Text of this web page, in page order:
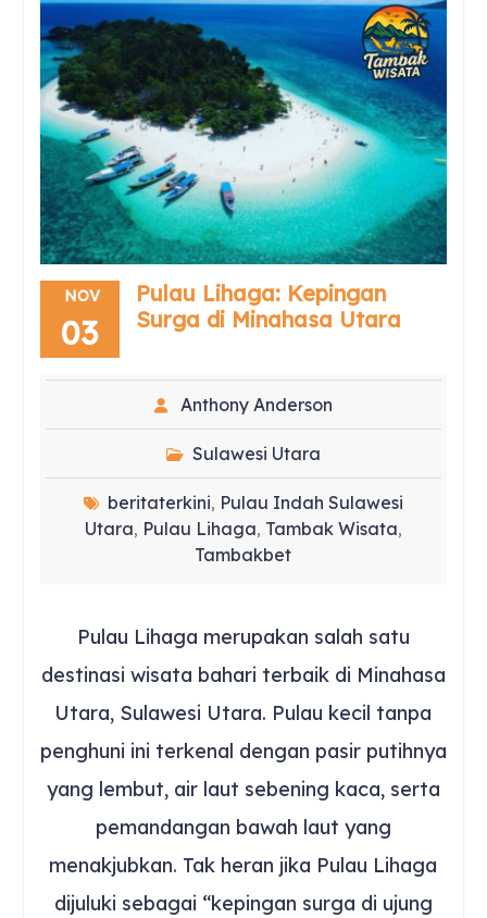
NOV
03
Pulau Lihaga: Kepingan
Surga di Minahasa Utara
Anthony Anderson
Sulawesi Utara
beritaterkini, Pulau Indah Sulawesi
Utara, Pulau Lihaga, Tambak Wisata,
Tambakbet
Pulau Lihaga merupakan salah satu
destinasi wisata bahari terbaik di Minahasa
Utara, Sulawesi Utara. Pulau kecil tanpa
penghuni ini terkenal dengan pasir putihnya
yang lembut, air laut sebening kaca, serta
pemandangan bawah laut yang
menakjubkan. Tak heran jika Pulau Lihaga
dijuluki sebagai “kepingan surga di ujung